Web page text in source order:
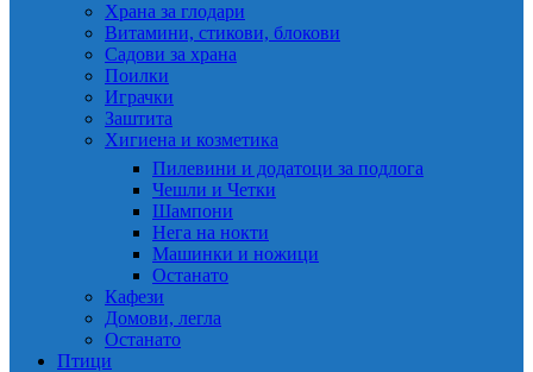
Храна за глодари
Витамини, стикови, блокови
Садови за храна
Поилки
Играчки
Заштита
Хигиена и козметика
Пилевини и додатоци за подлога
Чешли и Четки
Шампони
Нега на нокти
Машинки и ножици
Останато
Кафези
Домови, легла
Останато
Птици